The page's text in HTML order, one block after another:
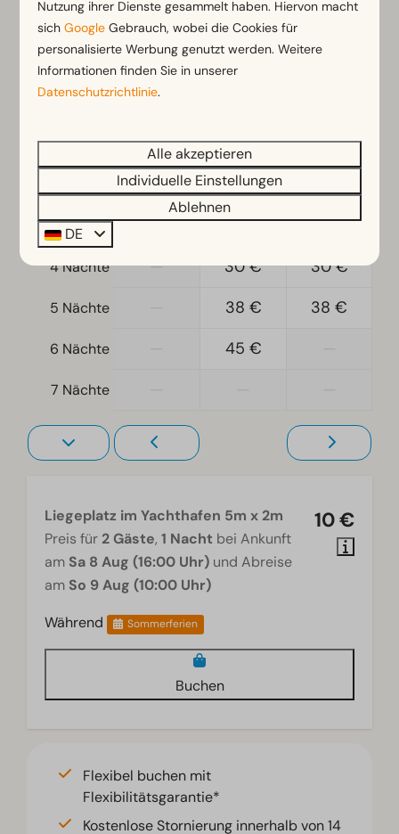
Sa 08-08-2026 So 09-08-2026
Fr
1 Nacht
— 10 € 10 €
— 15 €
3 Nächte — 23 € 23 €
4 Nächte — 30 € 30 €
5 Nächte 38 € 38 €
6 Nächte 45 €
7 Nächte
10 €
Liegeplatz im Yachthafen 5m x 2m
Preis für 2 Gäste, 1 Nacht bei Ankunft
am Sa 8 Aug (16:00 Uhr) und Abreise
am So 9 Aug (10:00 Uhr)
Während
Sommerferien
Buchen
Flexibel buchen mit
Flexibilitätsgarantie*
Kostenlose Stornierung innerhalb von 14
Nutzung ihrer Dienste gesammelt haben. Hiervon macht
sichGoogle Gebrauch, wobei die Cookies für
personalisierte Werbung genutzt werden. Weitere
Informationen finden Sie in unserer
Datenschutzrichtlinie.
Alle akzeptieren
Individuelle Einstellungen
Ablehnen
DE